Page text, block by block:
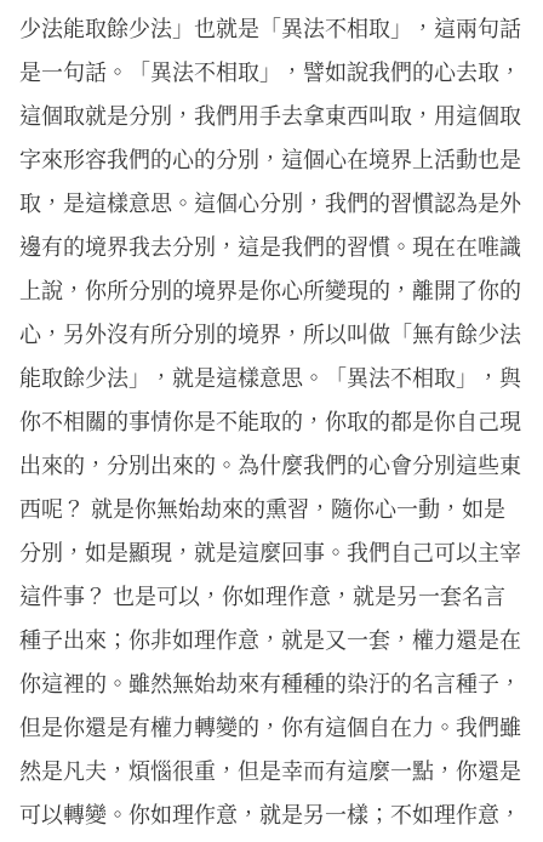
少法能取餘少法」也就是「異法不相取」，這兩句話
是一句話。「異法不相取」，譬如說我們的心去取，
這個取就是分別，我們用手去拿東西叫取，用這個取
字來形容我們的心的分別，這個心在境界上活動也是
取，是這樣意思。這個心分別，我們的習慣認為是外
邊有的境界我去分別，這是我們的習慣。現在在唯識
上說，你所分別的境界是你心所變現的，離開了你的
心，另外沒有所分別的境界，所以叫做「無有餘少法
能取餘少法」，就是這樣意思。「異法不相取」，與
你不相關的事情你是不能取的，你取的都是你自己現
出來的，分別出來的。為什麼我們的心會分別這些東
西呢？ 就是你無始劫來的熏習，隨你心一動，如是
分別，如是顯現，就是這麼回事。我們自己可以主宰
這件事？ 也是可以，你如理作意，就是另一套名言
種子出來；你非如理作意，就是又一套，權力還是在
你這裡的。雖然無始劫來有種種的染汙的名言種子，
但是你還是有權力轉變的，你有這個自在力。我們雖
然是凡夫，煩惱很重，但是幸而有這麼一點，你還是
可以轉變。你如理作意，就是另一樣；不如理作意，